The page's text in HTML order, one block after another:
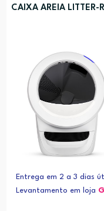
CAIXA AREIA LITTER-
Entrega em 2 a 3 dias
Levantamento em loja